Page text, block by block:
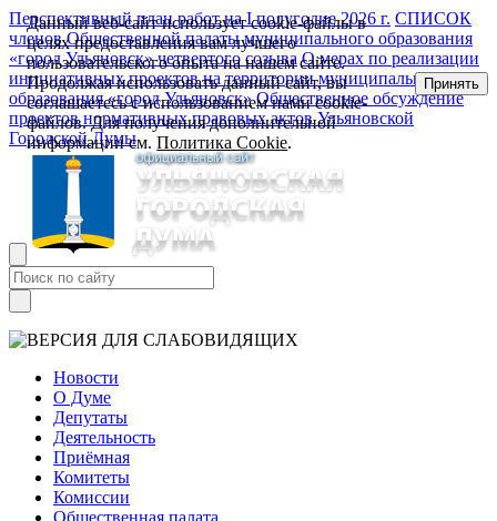
Перспективный план работ на I полугодие 2026 г. СПИСОК
членов Общественной палаты муниципального образования
«город Ульяновск» четвертого созыва О мерах по реализации
инициативных проектов на территории муниципального
образования «город Ульяновск» Общественное обсуждение
проектов нормативных правовых актов Ульяновской
Городской Думы
Новости
О Думе
Депутаты
Деятельность
Приёмная
Комитеты
Комиссии
Общественная палата
Данный веб-сайт использует cookie-файлы в
целях предоставления вам лучшего
пользовательского опыта на нашем сайте.
Продолжая использовать данный сайт, вы
соглашаетесь с использованием нами cookie-
файлов. Для получения дополнительной
информации см.Политика Cookie.
Принять